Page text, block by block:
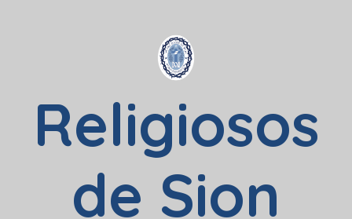
Religiosos
de Sion